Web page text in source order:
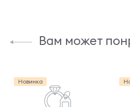
Вам может
Новинка